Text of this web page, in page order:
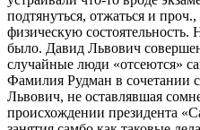
подтянуться, отжаться и
физическую состоятельность.
было. Давид Львович
случайные люди «отсеются»
Фамилия Рудман в сочетании
Львович, не оставлявшая
происхождении президента